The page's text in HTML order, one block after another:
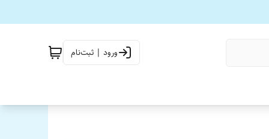
ورود | ثبت‌نام